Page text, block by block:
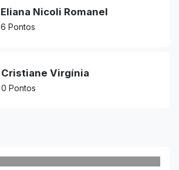
Eliana Nicoli Romanel
6 Pontos
Cristiane Virgínia
0 Pontos